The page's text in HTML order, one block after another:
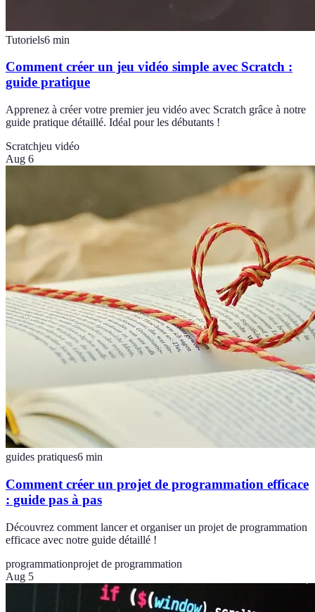
Tutoriels6 min
Comment créer un jeu vidéo simple avec Scratch :
guide pratique
Apprenez à créer votre premier jeu vidéo avec Scratch grâce à notre
guide pratique détaillé. Idéal pour les débutants !
Scratchjeu vidéo
Aug 6
guides pratiques6 min
Comment créer un projet de programmation efficace
: guide pas à pas
Découvrez comment lancer et organiser un projet de programmation
efficace avec notre guide détaillé !
programmationprojet de programmation
Aug 5